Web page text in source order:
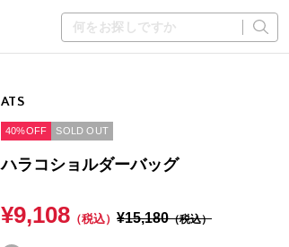
ATS
40%OFF SOLD OUT
ハラコショルダーバッグ
¥9,108 （税込） ¥15,180（税込）